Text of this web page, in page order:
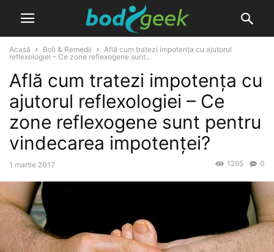
Acasă Boli & Remedii
Află cum tratezi impotența cu ajutorul
reflexologiei – Ce zone reflexogene sunt...
Află cum tratezi impotența cu
ajutorul reflexologiei – Ce
zone reflexogene sunt pentru
vindecarea impotenței?
1 martie 2017 0
1295